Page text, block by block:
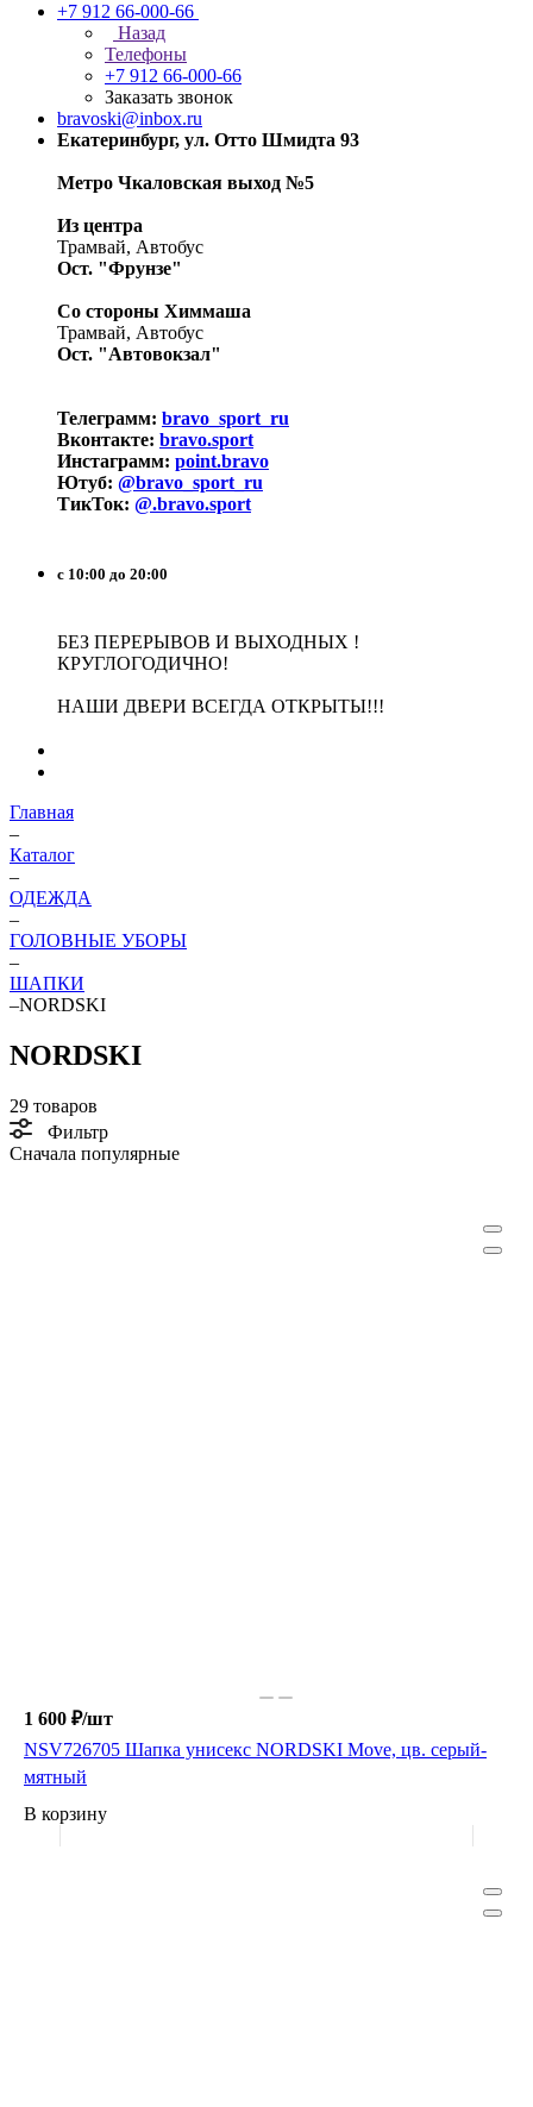
+7 912 66-000-66
Назад
Телефоны
+7 912 66-000-66
Заказать звонок
bravoski@inbox.ru
Екатеринбург, ул. Отто Шмидта 93
Метро Чкаловская выход №5
Из центра
Трамвай, Автобус
Ост. "Фрунзе"
Со стороны Химмаша
Трамвай, Автобус
Ост. "Автовокзал"
Телеграмм: bravo_sport_ru
Вконтакте: bravo.sport
Инстаграмм: point.bravo
Ютуб: @bravo_sport_ru
ТикТок: @.bravo.sport
с 10:00 до 20:00
БЕЗ ПЕРЕРЫВОВ И ВЫХОДНЫХ !
КРУГЛОГОДИЧНО!
НАШИ ДВЕРИ ВСЕГДА ОТКРЫТЫ!!!
Главная
–
Каталог
–
ОДЕЖДА
–
ГОЛОВНЫЕ УБОРЫ
–
ШАПКИ
–NORDSKI
NORDSKI
29 товаров
Фильтр
Сначала популярные
1 600 ₽/шт
NSV726705 Шапка унисекс NORDSKI Move, цв. серый-
мятный
В корзину